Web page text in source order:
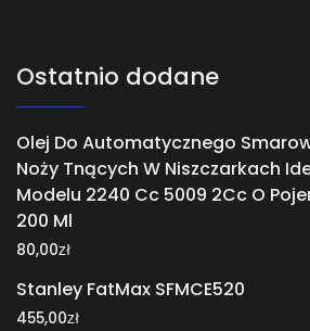
Ostatnio dodane
Olej Do Automatycznego
Noży Tnących W Niszczarkach
Modelu 2240 Cc 5009 2Cc O
200 Ml
80,00zł
Stanley FatMax SFMCE520
455,00zł